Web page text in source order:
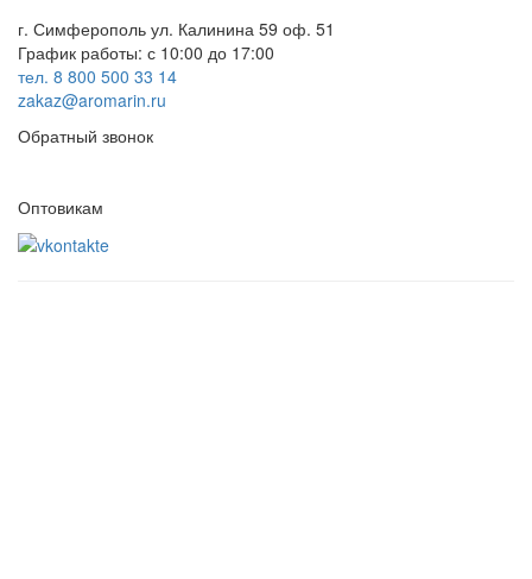
г. Симферополь ул. Калинина 59 оф. 51
График работы: с 10:00 до 17:00
тел. 8 800 500 33 14
zakaz@aromarin.ru
Обратный звонок
Оптовикам